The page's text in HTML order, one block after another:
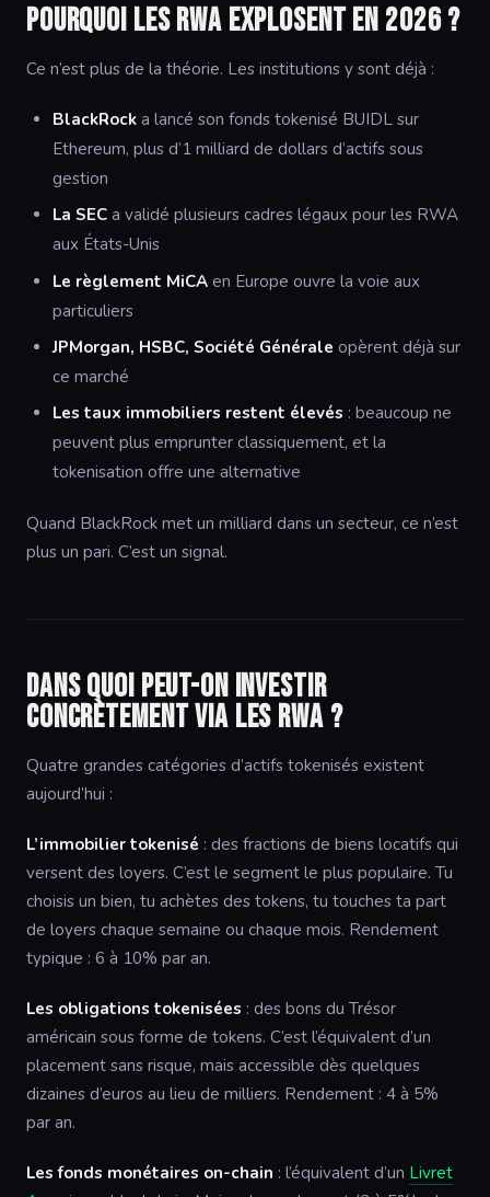
Pourquoi les RWA explosent en 2026 ?
Ce n’est plus de la théorie. Les institutions y sont déjà :
BlackRock a lancé son fonds tokenisé BUIDL sur
Ethereum, plus d’1 milliard de dollars d’actifs sous
gestion
La SEC a validé plusieurs cadres légaux pour les RWA
aux États-Unis
Le règlement MiCA en Europe ouvre la voie aux
particuliers
JPMorgan, HSBC, Société Générale opèrent déjà sur
ce marché
Les taux immobiliers restent élevés : beaucoup ne
peuvent plus emprunter classiquement, et la
tokenisation offre une alternative
Quand BlackRock met un milliard dans un secteur, ce n’est
plus un pari. C’est un signal.
Dans quoi peut-on investir
concrètement via les RWA ?
Quatre grandes catégories d’actifs tokenisés existent
aujourd’hui :
L’immobilier tokenisé : des fractions de biens locatifs qui
versent des loyers. C’est le segment le plus populaire. Tu
choisis un bien, tu achètes des tokens, tu touches ta part
de loyers chaque semaine ou chaque mois. Rendement
typique : 6 à 10% par an.
Les obligations tokenisées : des bons du Trésor
américain sous forme de tokens. C’est l’équivalent d’un
placement sans risque, mais accessible dès quelques
dizaines d’euros au lieu de milliers. Rendement : 4 à 5%
par an.
Les fonds monétaires on-chain : l’équivalent d’un Livret